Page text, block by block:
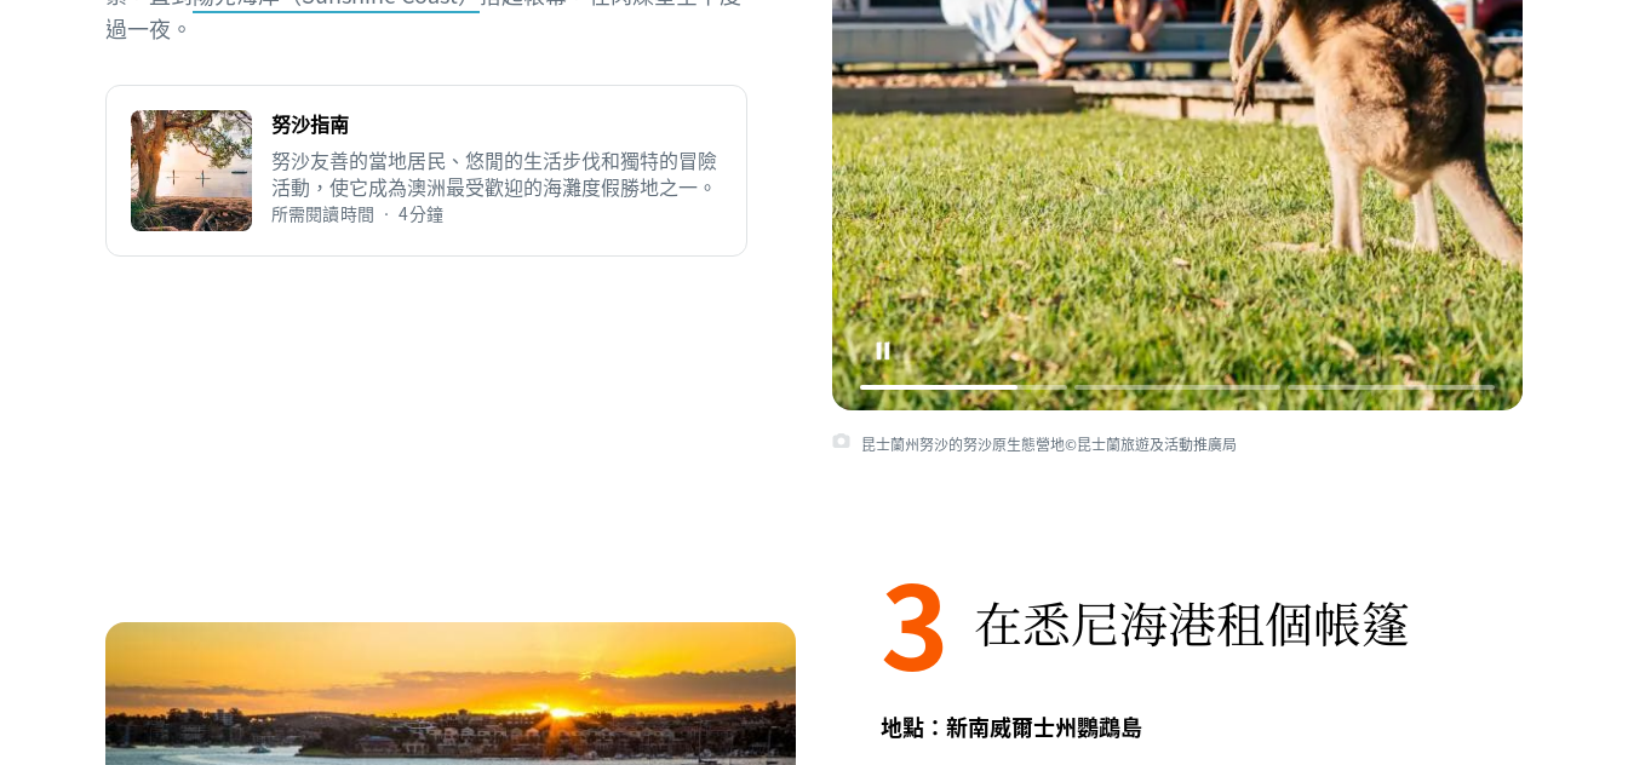
昆士蘭州努沙的努沙原生態營地©昆士蘭旅遊及活動推廣局
過一夜。
努沙指南
努沙友善的當地居民、悠閒的生活步伐和獨特的冒險
活動，使它成為澳洲最受歡迎的海灘度假勝地之一。
所需閱讀時間 • 4分鐘
3 在悉尼海港租個帳篷
地點：新南威爾士州鸚鵡島